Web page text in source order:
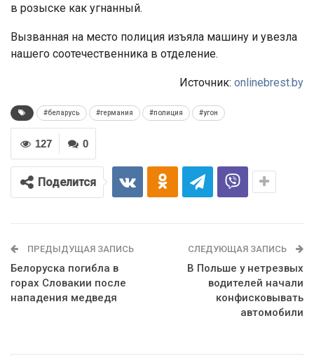
в розыске как угнанный.
Вызванная на место полиция изъяла машину и увезла
нашего соотечественника в отделение.
Источник: onlinebrest.by
#беларусь #германия #полиция #угон
0
127
Поделится
ПРЕДЫДУЩАЯ ЗАПИСЬ
Белоруска погибла в
горах Словакии после
нападения медведя
СЛЕДУЮЩАЯ ЗАПИСЬ
В Польше у нетрезвых
водителей начали
конфисковывать
автомобили